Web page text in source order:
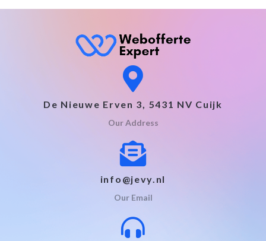
De Nieuwe Erven 3, 5431 NV Cuijk
Our Address
info@jevy.nl
Our Email